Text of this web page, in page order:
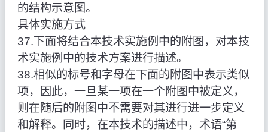
的结构示意图。
具体实施方式
37.下面将结合本技术实施例中的附图，对本技
术实施例中的技术方案进行描述。
38.相似的标号和字母在下面的附图中表示类似
项，因此，一旦某一项在一个附图中被定义，
则在随后的附图中不需要对其进行进一步定义
和解释。同时，在本技术的描述中，术语“第